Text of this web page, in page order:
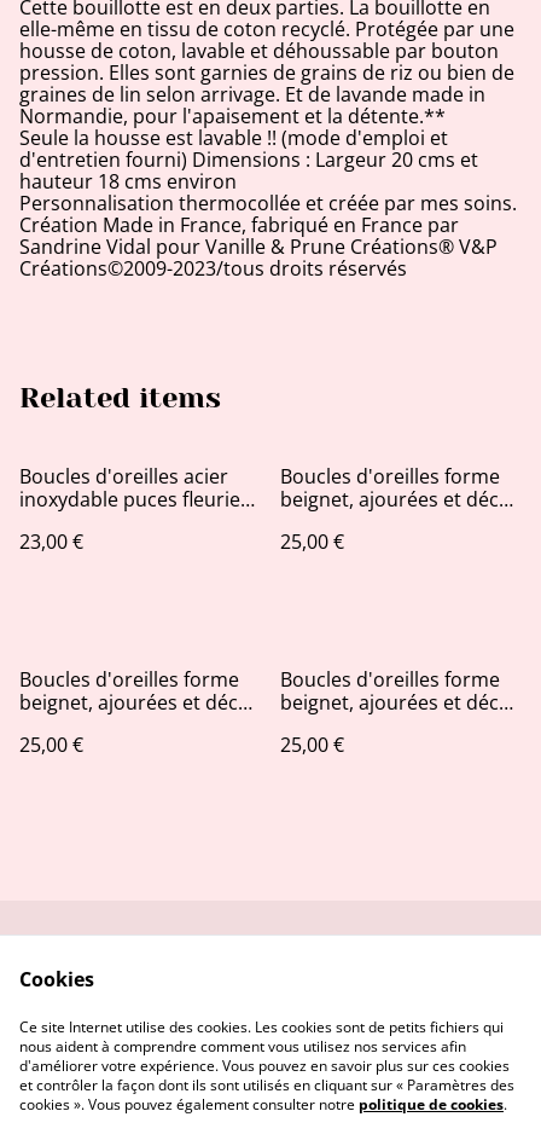
Cette bouillotte est en deux parties. La bouillotte en
elle-même en tissu de coton recyclé. Protégée par une
housse de coton, lavable et déhoussable par bouton
pression. Elles sont garnies de grains de riz ou bien de
graines de lin selon arrivage. Et de lavande made in
Normandie, pour l'apaisement et la détente.**
Seule la housse est lavable !! (mode d'emploi et
d'entretien fourni) Dimensions : Largeur 20 cms et
hauteur 18 cms environ
Personnalisation thermocollée et créée par mes soins.
Création Made in France, fabriqué en France par
Sandrine Vidal pour Vanille & Prune Créations® V&P
Créations©2009-2023/tous droits réservés
Related items
Boucles d'oreilles acier
inoxydable puces fleuries
23,00 €
Boucles d'oreilles forme
beignet, ajourées et décos
25,00 €
Boucles d'oreilles forme
beignet, ajourées et décos
25,00 €
Boucles d'oreilles forme
beignet, ajourées et décos
AB
25,00 €
confidentialité
Politique de cookies
Cookies
Ce site Internet utilise des cookies. Les cookies sont de petits fichiers qui
nous aident à comprendre comment vous utilisez nos services afin
d'améliorer votre expérience. Vous pouvez en savoir plus sur ces cookies
et contrôler la façon dont ils sont utilisés en cliquant sur « Paramètres des
cookies ». Vous pouvez également consulter notre politique de cookies.